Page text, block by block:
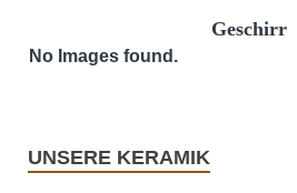
Geschirr
No Images found.
UNSERE KERAMIK